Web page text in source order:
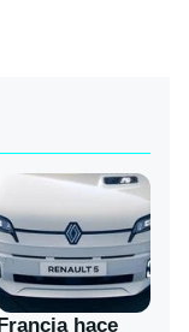
Francia hace